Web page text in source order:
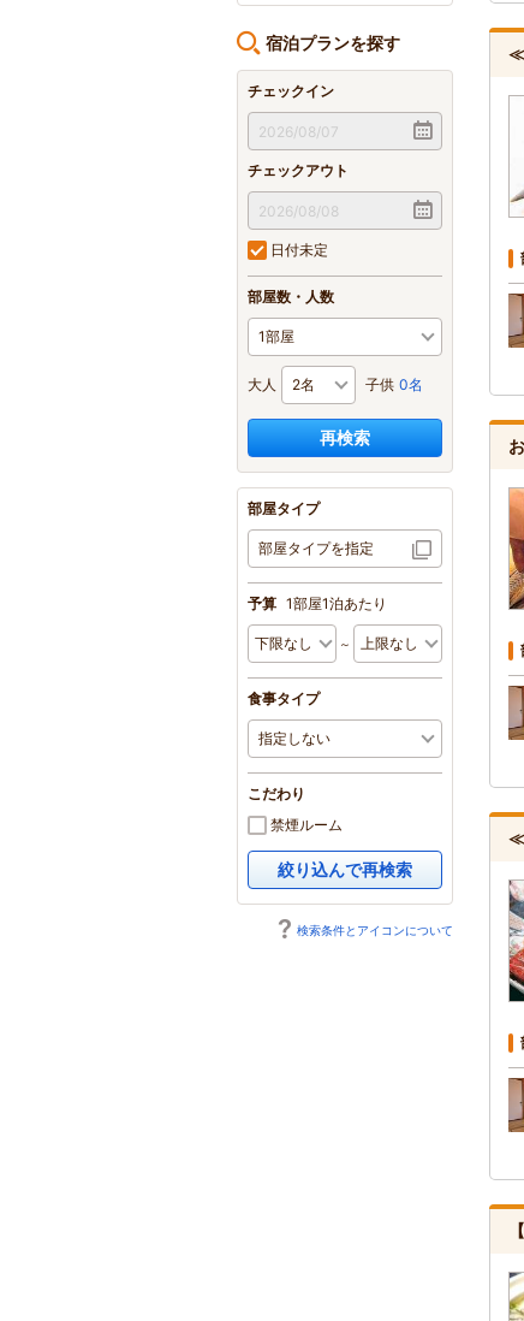
宿泊プランを探す
チェックイン
チェックアウト
日付未定
部屋数・人数
大人 子供 0名
再検索
部屋タイプ
部屋タイプを指定
予算 1部屋1泊あたり
～
食事タイプ
こだわり
禁煙ルーム
絞り込んで再検索
検索条件とアイコンについて
≪
≪